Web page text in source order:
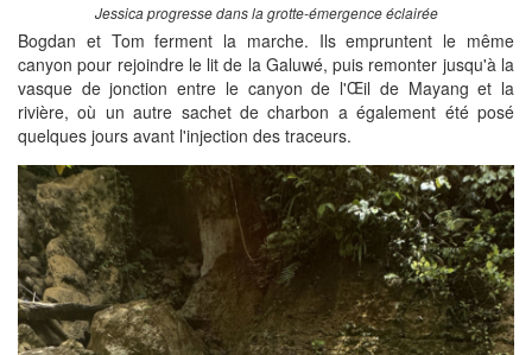
Jessica progresse dans la grotte-émergence éclairée
Bogdan et Tom ferment la marche. Ils empruntent le même
canyon pour rejoindre le lit de la Galuwé, puis remonter jusqu'à la
vasque de jonction entre le canyon de l'Œil de Mayang et la
rivière, où un autre sachet de charbon a également été posé
quelques jours avant l'injection des traceurs.